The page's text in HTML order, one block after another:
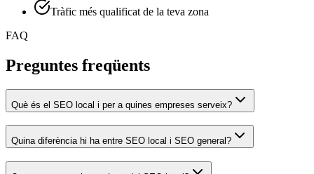
Tràfic més qualificat de la teva zona
FAQ
Preguntes freqüents
Què és el SEO local i per a quines empreses serveix?
Quina diferència hi ha entre SEO local i SEO general?